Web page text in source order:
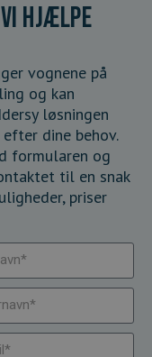
vi hjælpe
vognene på
og kan
løsningen
dine behov.
formularen og
til en snak
priser